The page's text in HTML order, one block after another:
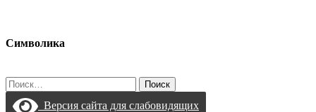
Символика
Найти:
Версия сайта для слабовидящих